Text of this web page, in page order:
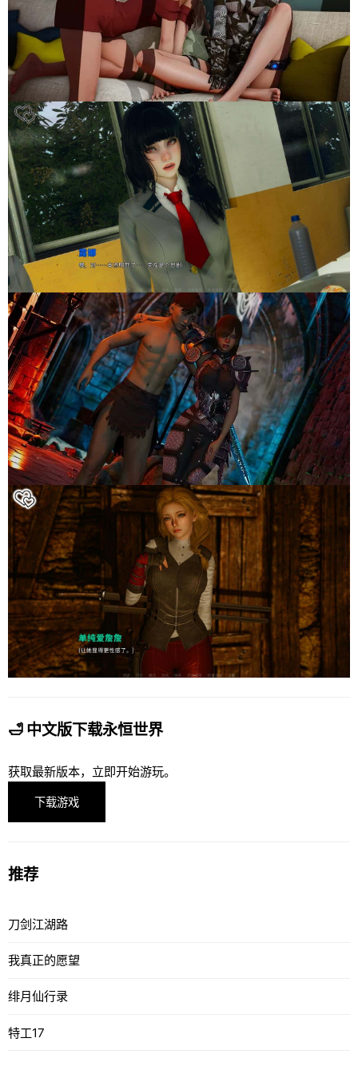
🛁 中文版下载永恒世界
获取最新版本，立即开始游玩。
下载游戏
推荐
刀剑江湖路
我真正的愿望
绯月仙行录
特工17